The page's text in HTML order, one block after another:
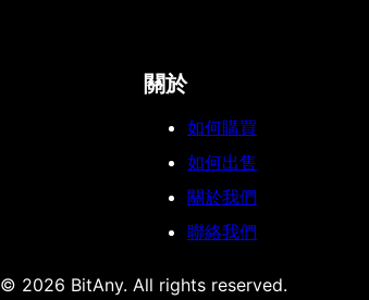
關於
如何購買
如何出售
關於我們
聯絡我們
© 2026 BitAny. All rights reserved.